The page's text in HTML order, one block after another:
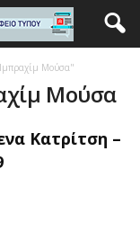
Ιμπραχίμ Μούσα"
Μούσα
Κατρίτση –